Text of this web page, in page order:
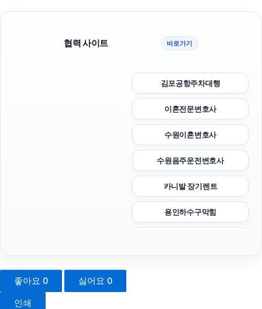
협력 사이트 바로가기
김포공항주차대행
이혼전문변호사
수원이혼변호사
수원음주운전변호사
카니발 장기렌트
용인하수구막힘
좋아요 0 싫어요 0
인쇄